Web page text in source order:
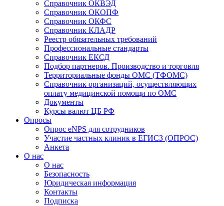
Справочник ОКВЭД
Справочник ОКОПФ
Справочник ОКФС
Справочник КЛАДР
Реестр обязательных требований
Профессиональные стандарты
Справочник ЕКСД
Подбор партнеров. Производство и торговля
Территориальные фонды ОМС (ТФОМС)
Справочник организаций, осуществляющих
оплату медицинской помощи по ОМС
Документы
Курсы валют ЦБ РФ
Опросы
Опрос eNPS для сотрудников
Участие частных клиник в ЕГИСЗ (ОПРОС)
Анкета
О нас
О нас
Безопасность
Юридическая информация
Контакты
Подписка